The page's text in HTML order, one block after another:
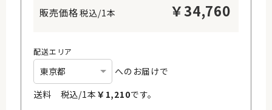
税込/1本 ￥34,760
配送エリア
へのお届けで
送料 税込/1本 ￥ 1,210です。